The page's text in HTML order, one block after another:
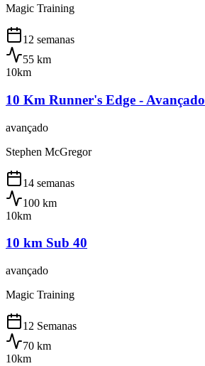
Magic Training
12 semanas
55 km
10km
10 Km Runner's Edge - Avançado
avançado
Stephen McGregor
14 semanas
100 km
10km
10 km Sub 40
avançado
Magic Training
12 Semanas
70 km
10km